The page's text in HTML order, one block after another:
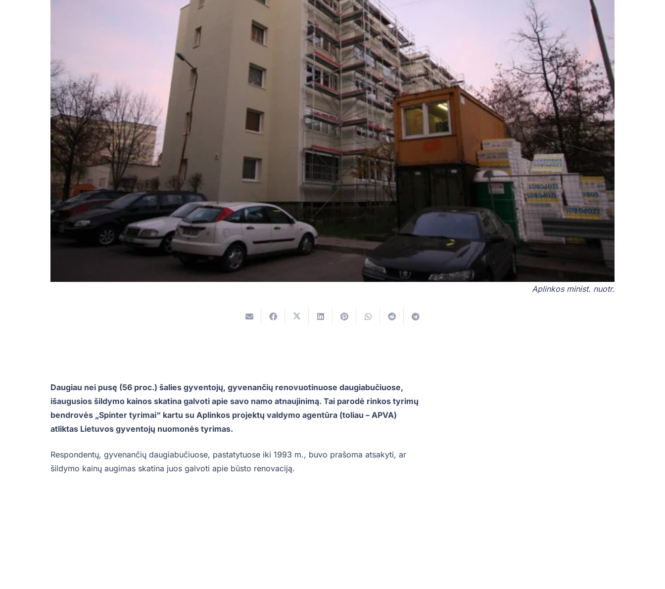
Aplinkos minist. nuotr.
Daugiau nei pusę (56 proc.) šalies gyventojų, gyvenančių renovuotinuose daugiabučiuose,
išaugusios šildymo kainos skatina galvoti apie savo namo atnaujinimą. Tai parodė rinkos tyrimų
bendrovės „Spinter tyrimai“ kartu su Aplinkos projektų valdymo agentūra (toliau – APVA)
atliktas Lietuvos gyventojų nuomonės tyrimas.
Respondentų, gyvenančių daugiabučiuose, pastatytuose iki 1993 m., buvo prašoma atsakyti, ar
šildymo kainų augimas skatina juos galvoti apie būsto renovaciją.